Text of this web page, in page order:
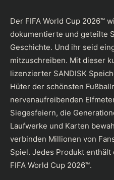
Der FIFA World Cup 2026™
dokumentierte und geteilte
Geschichte. Und ihr seid
mitzuschreiben. Mit dieser
lizenzierter SANDISK
Hüter der schönsten
nervenaufreibenden
Siegesfeiern, die
Laufwerke und Karten
verbinden Millionen von
Spiel. Jedes Produkt
FIFA World Cup 2026™.